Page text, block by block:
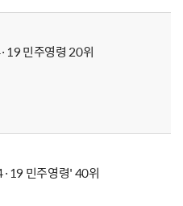
민주영령 20위
민주영령' 40위